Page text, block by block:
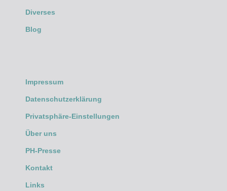
Diverses
Blog
Impressum
Datenschutzerklärung
Privatsphäre-Einstellungen
Über uns
PH-Presse
Kontakt
Links